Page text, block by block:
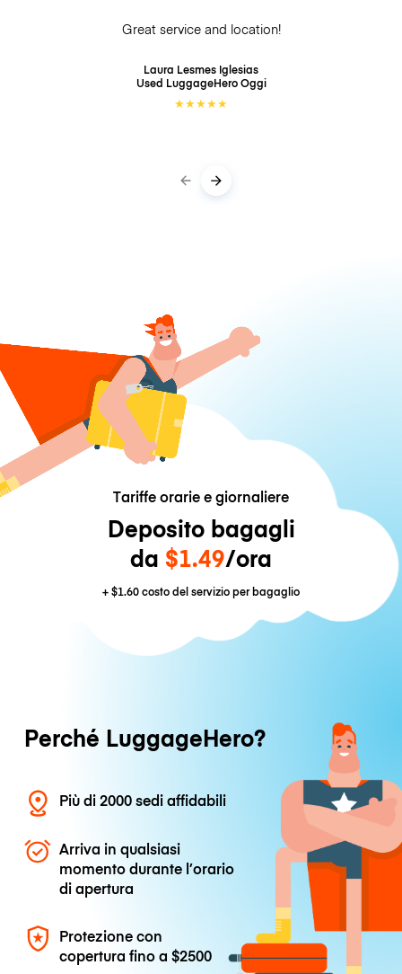
Great service and location!
Laura Lesmes Iglesias
Used LuggageHeroOggi
★★★★★
Tariffe orarie e giornaliere
Deposito bagagli
da $1.49/ora
+$1.60costo del servizio per bagaglio
Perché LuggageHero?
Più di 2000 sedi affidabili
Arriva in qualsiasi
momento durante l’orario
di apertura
Protezione con
copertura fino a$2500